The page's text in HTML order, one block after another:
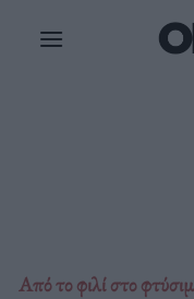
Από το φιλί στο